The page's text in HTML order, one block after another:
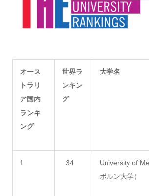
オース
トラリ
ア国内
ランキ
ング
世界ラ
ンキン
グ
大学名
1 34
University of
ボルン大学）